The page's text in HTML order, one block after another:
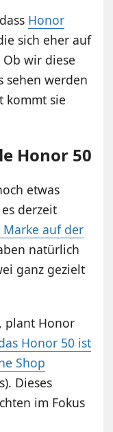
Honor
sich eher auf
wir diese
sehen werden
kommt sie
Honor 50
etwas
derzeit
Marke auf der
natürlich
ganz gezielt
plant Honor
Honor 50 ist
Shop
Dieses
im Fokus